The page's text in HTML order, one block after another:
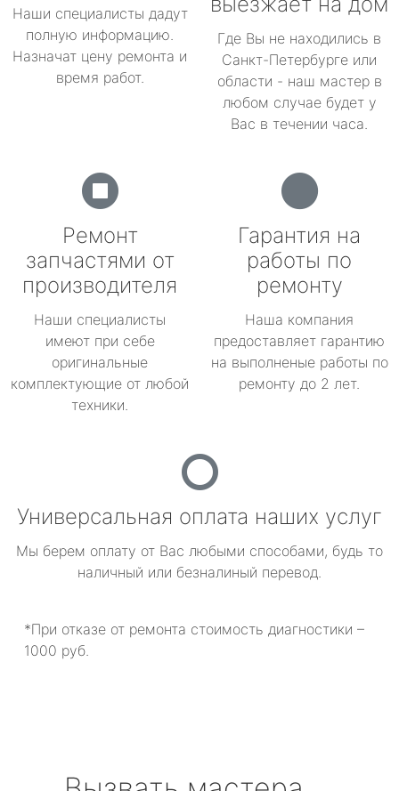
Наши специалисты дадут
полную информацию.
Назначат цену ремонта и
время работ.
Где Вы не находились в
Санкт-Петербурге или
области - наш мастер в
любом случае будет у
Вас в течении часа.
Ремонт
запчастями от
производителя
Наши специалисты
имеют при себе
оригинальные
комплектующие от любой
техники.
Гарантия на
работы по
ремонту
Наша компания
предоставляет гарантию
на выполненые работы по
ремонту до 2 лет.
Универсальная оплата наших услуг
Мы берем оплату от Вас любыми способами, будь то
наличный или безналиный перевод.
*При отказе от ремонта стоимость диагностики –
1000 руб.